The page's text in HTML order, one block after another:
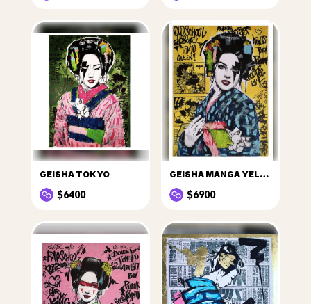
GEISHA TOKYO
$6400
GEISHA MANGA YELLOW
$6900